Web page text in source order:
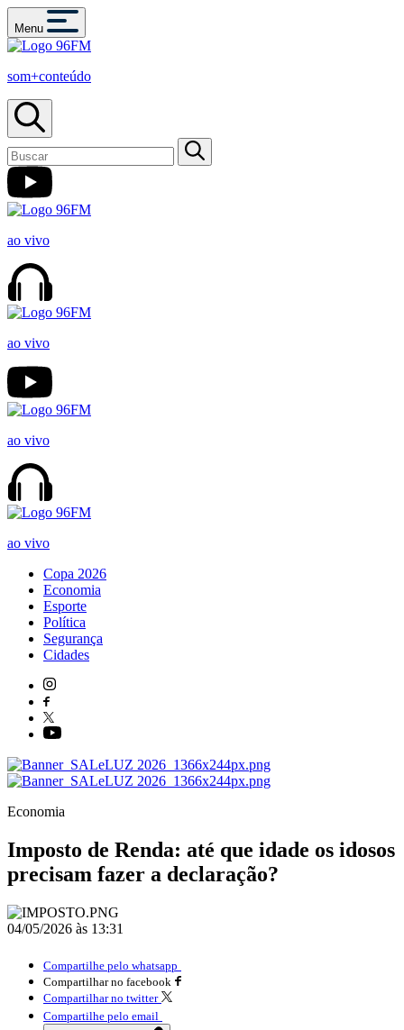
Menu
som+conteúdo
ao vivo
ao vivo
ao vivo
ao vivo
Copa 2026
Economia
Esporte
Política
Segurança
Cidades
Economia
Imposto de Renda: até que idade os idosos
precisam fazer a declaração?
04/05/2026 às 13:31
Compartilhe pelo whatsapp
Compartilhar no facebook
Compartilhar no twitter
Compartilhe pelo email